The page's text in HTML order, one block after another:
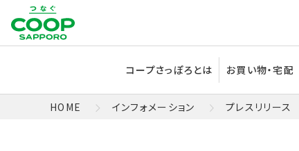
コープさっぽろとは お買い物・宅配
HOME インフォメーション プレスリリース